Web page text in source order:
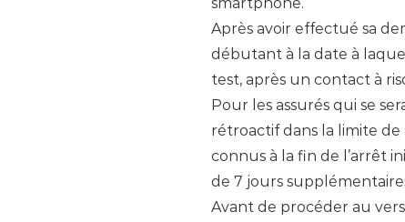
Après avoir effectué sa
débutant à la date à
test, après un contact à
Pour les assurés qui se
rétroactif dans la limite de
connus à la fin de l’arrêt
de 7 jours
Avant de procéder au